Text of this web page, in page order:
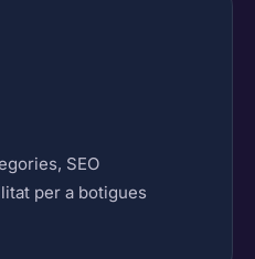
SEO
per a botigues